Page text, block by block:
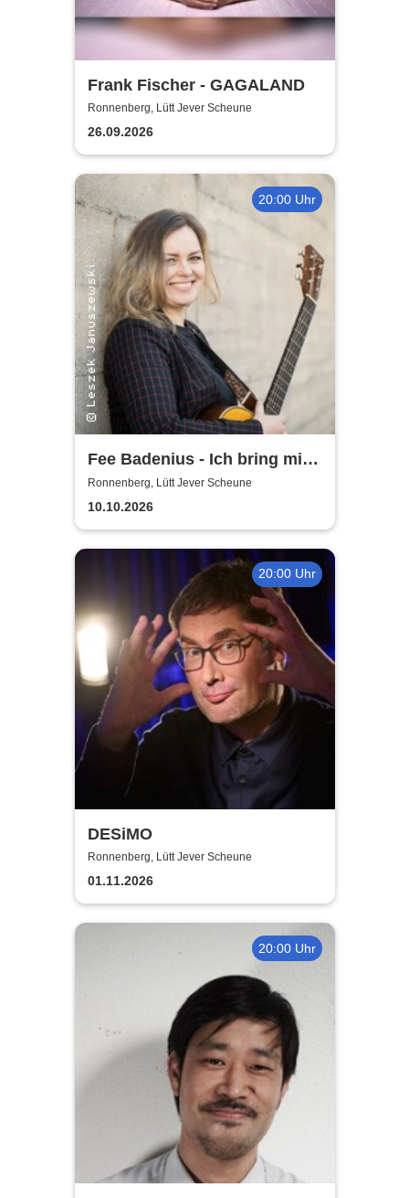
Frank Fischer - GAGALAND
Ronnenberg, Lütt Jever Scheune
26.09.2026
20:00 Uhr
Fee Badenius - Ich bring mich
ganz groß raus
Ronnenberg, Lütt Jever Scheune
10.10.2026
20:00 Uhr
DESiMO
Ronnenberg, Lütt Jever Scheune
01.11.2026
20:00 Uhr